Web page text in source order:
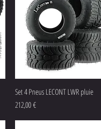
Aperçu rapide
Set 4 Pneus LECONT LWR pluie
Prix
212,00 €